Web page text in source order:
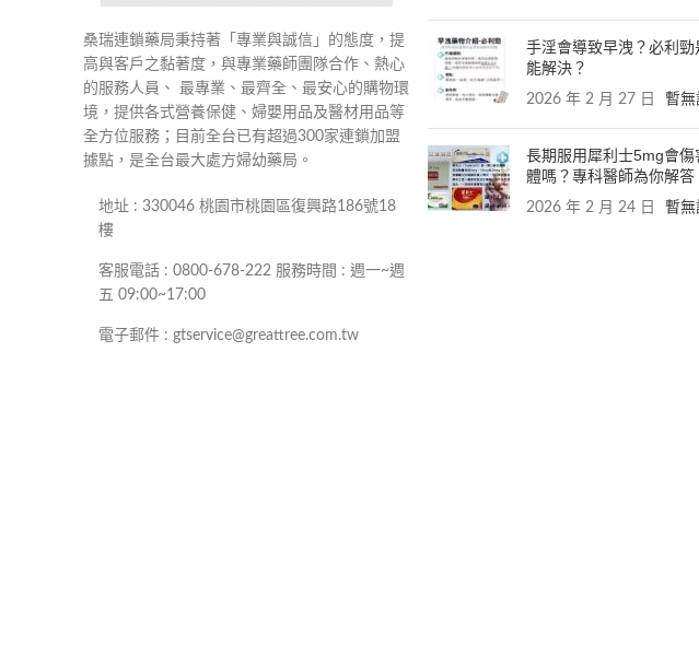
桑瑞連鎖藥局秉持著「專業與誠信」的態度，提
高與客戶之黏著度，與專業藥師團隊合作、熱心
的服務人員、 最專業、最齊全、最安心的購物環
境，提供各式營養保健、婦嬰用品及醫材用品等
全方位服務；目前全台已有超過300家連鎖加盟
據點，是全台最大處方婦幼藥局。
地址 : 330046 桃園市桃園區復興路186號18
樓
客服電話 : 0800-678-222 服務時間 : 週一~週
五 09:00~17:00
電子郵件 : gtservice@greattree.com.tw
手淫會導致早洩？必利勁
能解決？
2026 年 2 月 27 日 暫無
長期服用犀利士5mg會傷
體嗎？專科醫師為你解答
2026 年 2 月 24 日 暫無